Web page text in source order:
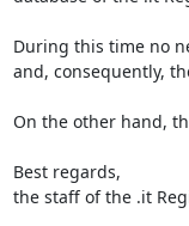
During this time no
and, consequently,
On the other hand,
Best regards,
the staff of the .it